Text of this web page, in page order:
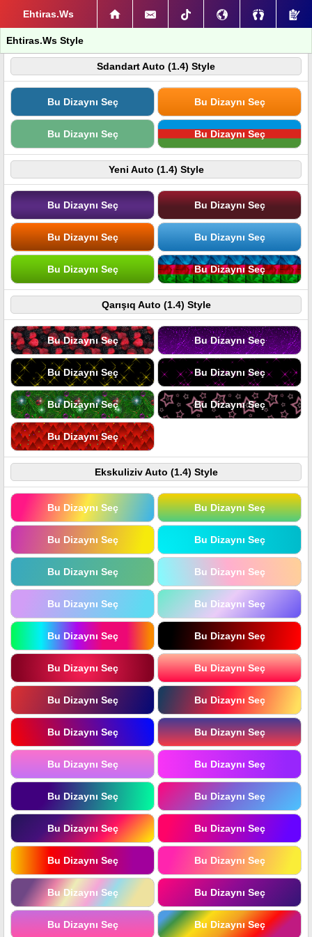
Ehtiras.Ws
Ehtiras.Ws Style
Sdandart Auto (1.4) Style
Bu Dizaynı Seç Bu Dizaynı Seç
Bu Dizaynı Seç Bu Dizaynı Seç
Yeni Auto (1.4) Style
Bu Dizaynı Seç Bu Dizaynı Seç
Bu Dizaynı Seç Bu Dizaynı Seç
Bu Dizaynı Seç Bu Dizaynı Seç
Qarışıq Auto (1.4) Style
Bu Dizaynı Seç Bu Dizaynı Seç
Bu Dizaynı Seç Bu Dizaynı Seç
Bu Dizaynı Seç Bu Dizaynı Seç
Bu Dizaynı Seç
Ekskuliziv Auto (1.4) Style
Bu Dizaynı Seç Bu Dizaynı Seç
Bu Dizaynı Seç Bu Dizaynı Seç
Bu Dizaynı Seç Bu Dizaynı Seç
Bu Dizaynı Seç Bu Dizaynı Seç
Bu Dizaynı Seç Bu Dizaynı Seç
Bu Dizaynı Seç Bu Dizaynı Seç
Bu Dizaynı Seç Bu Dizaynı Seç
Bu Dizaynı Seç Bu Dizaynı Seç
Bu Dizaynı Seç Bu Dizaynı Seç
Bu Dizaynı Seç Bu Dizaynı Seç
Bu Dizaynı Seç Bu Dizaynı Seç
Bu Dizaynı Seç Bu Dizaynı Seç
Bu Dizaynı Seç Bu Dizaynı Seç
Bu Dizaynı Seç Bu Dizaynı Seç